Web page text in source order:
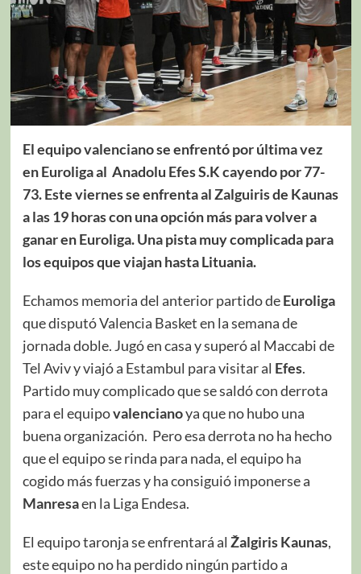
El equipo valenciano se enfrentó por última vez
en Euroliga al Anadolu Efes S.K cayendo por 77-
73. Este viernes se enfrenta al Zalguiris de Kaunas
a las 19 horas con una opción más para volver a
ganar en Euroliga. Una pista muy complicada para
los equipos que viajan hasta Lituania.
Echamos memoria del anterior partido deEuroliga
que disputó Valencia Basket en la semana de
jornada doble. Jugó en casa y superó al Maccabi de
Tel Aviv y viajó a Estambul para visitar al Efes.
Partido muy complicado que se saldó con derrota
para el equipovalencianoya que no hubo una
buena organización. Pero esa derrota no ha hecho
que el equipo se rinda para nada, el equipo ha
cogido más fuerzas y ha consiguió imponerse a
Manresaen la Liga Endesa.
El equipo taronja se enfrentará al Žalgiris Kaunas,
este equipo no ha perdido ningún partido a